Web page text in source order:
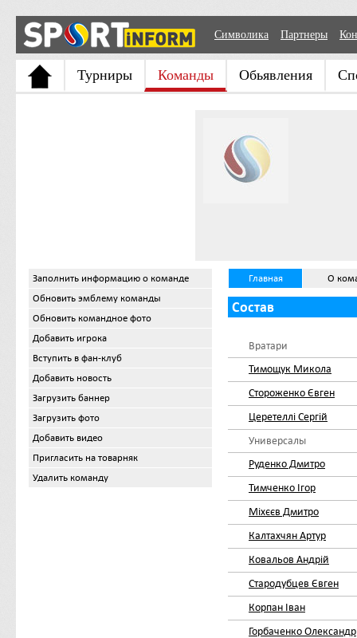
Символика Партнеры
Турниры Команды Обьявления
Заполнить информацию о команде
Обновить эмблему команды
Обновить командное фото
Добавить игрока
Вступить в фан-клуб
Добавить новость
Загрузить баннер
Загрузить фото
Добавить видео
Пригласить на товарняк
Удалить команду
Главная О
Состав
Вратари
Тимощук Микола
Стороженко Євген
Церетеллі Сергій
Универсалы
Руденко Дмитро
Тимченко Ігор
Міхєєв Дмитро
Калтахчян Артур
Ковальов Андрій
Стародубцев Євген
Корпан Іван
Горбаченко Олександр